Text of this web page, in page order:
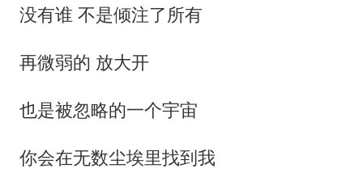
没有谁 不是倾注了所有
再微弱的 放大开
也是被忽略的一个宇宙
你会在无数尘埃里找到我